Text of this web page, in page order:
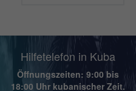
Hilfetelefon in Kuba
Öffnungszeiten: 9:00 bis
18:00 Uhr kubanischer Zeit.